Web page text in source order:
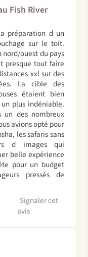
Fish River
préparation d un
sur le toit.
nord/ouest du pays
presque tout faire
xxl sur des
La cible des
étaient bien
plus indéniable.
un des nombreux
avions opté pour
les safaris sans
d images qui
belle expérience
pour un budget
pressés de
Signaler cet
avis